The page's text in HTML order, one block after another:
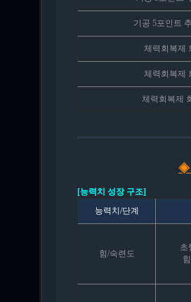
기공 5포인트
체력회복제
체력회복제
체력회복제
◈
[능력치 성장 구조]
능력치/단계
힘/숙련도
초